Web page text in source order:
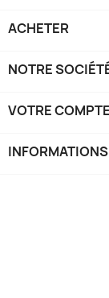
ACHETER
NOTRE
VOTRE COMPTE
INFORMATIONS